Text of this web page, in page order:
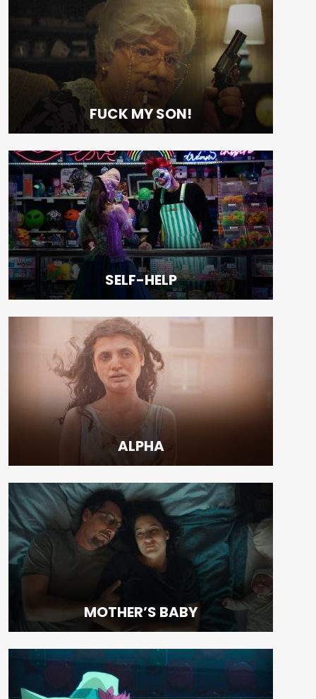
Sedes
Noviembre Fantasma
Ediciones Anteriores
Videos
MIFF
Reglamento
Cine Albéniz
Salón de Actos E.T.S.I.
Facultad de Ciencias
Polo de Contenidos Digitales
FUCK MY SON!
SELF-HELP
ALPHA
MOTHER’S BABY